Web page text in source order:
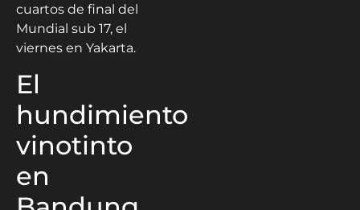
cuartos de final del
Mundial sub 17, el
viernes en Yakarta.
El
hundimiento
vinotinto
en